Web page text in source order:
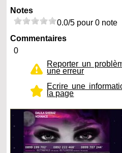
Notes
0.0/5 pour 0 note
Commentaires
0
Reporter un
une erreur
Ecrire une
la page